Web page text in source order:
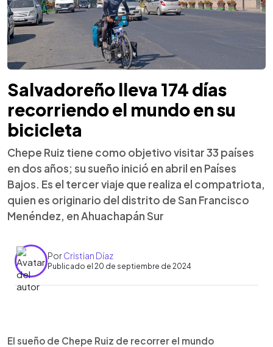
Salvadoreño lleva 174 días
recorriendo el mundo en su
bicicleta
Chepe Ruiz tiene como objetivo visitar 33 países
en dos años; su sueño inició en abril en Países
Bajos. Es el tercer viaje que realiza el compatriota,
quien es originario del distrito de San Francisco
Menéndez, en Ahuachapán Sur
PorCristian Díaz
Publicado el 20 de septiembre de 2024
► Escuchar artículo
El sueño de Chepe Ruiz de recorrer el mundo